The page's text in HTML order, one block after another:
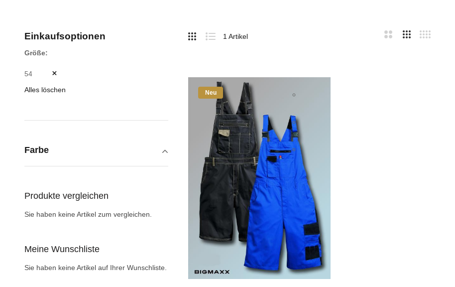
Sidebar
1 Artikel
Neu
Einkaufsoptionen
Größe
54
Alles löschen
Farbe
Produkte vergleichen
Sie haben keine Artikel zum vergleichen.
Meine Wunschliste
Sie haben keine Artikel auf Ihrer Wunschliste.